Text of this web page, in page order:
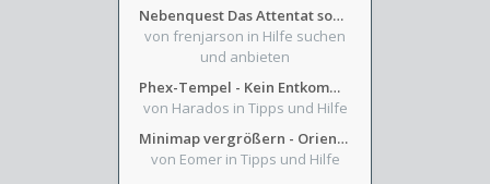
Nebenquest Das Attentat sowie Beilunker Reiter und zwei kleine Ausrüstungsfragen
von frenjarson in Hilfe suchen
und anbieten
Phex-Tempel - Kein Entkommen aus Weinkeller/Bibliothek Trakt
von Harados in Tipps und Hilfe
Minimap vergrößern - Orientierung in Blutzinnen
von Eomer in Tipps und Hilfe